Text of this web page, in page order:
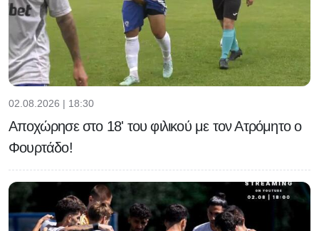
02.08.2026 | 18:30
Αποχώρησε στο 18' του φιλικού με τον Ατρόμητο ο
Φουρτάδο!